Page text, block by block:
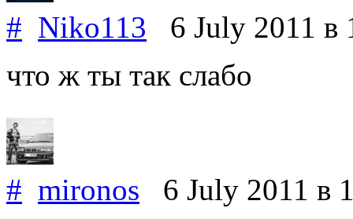
# Niko113 6 July 2011 в
что ж ты так слабо
# mironos 6 July 2011 в